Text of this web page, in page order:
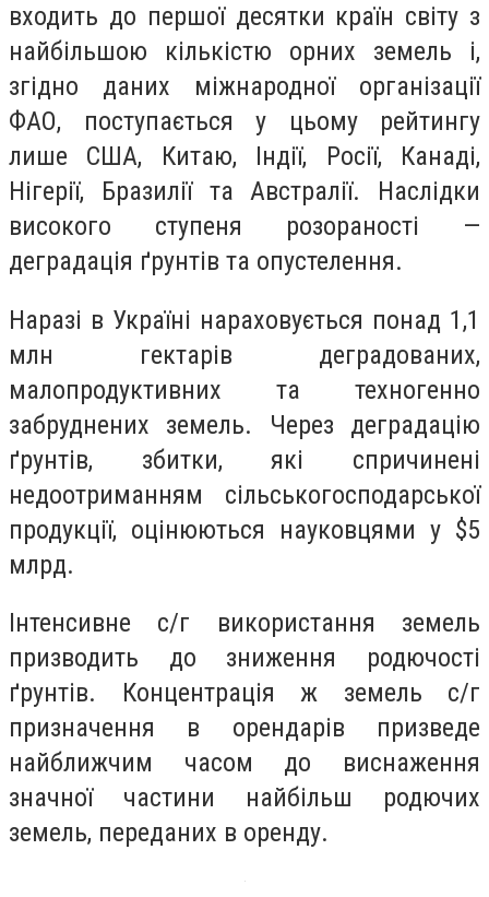
входить до першої десятки країн світу з
найбільшою кількістю орних земель і,
згідно даних міжнародної організації
ФАО, поступається у цьому рейтингу
лише США, Китаю, Індії, Росії, Канаді,
Нігерії, Бразилії та Австралії. Наслідки
високого ступеня розораності —
деградація ґрунтів та опустелення.
Наразі в Україні нараховується понад 1,1
млн гектарів деградованих,
малопродуктивних та техногенно
забруднених земель. Через деградацію
ґрунтів, збитки, які спричинені
недоотриманням сільськогосподарської
продукції, оцінюються науковцями у $5
млрд.
Інтенсивне с/г використання земель
призводить до зниження родючості
ґрунтів. Концентрація ж земель с/г
призначення в орендарів призведе
найближчим часом до виснаження
значної частини найбільш родючих
земель, переданих в оренду.